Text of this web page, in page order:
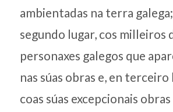
ambientadas na terra
segundo lugar, cos milleiros
personaxes galegos que
nas súas obras e, en terceiro
coas súas excepcionais obras